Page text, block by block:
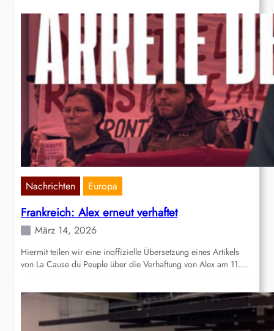
Nachrichten Europa
Frankreich: Alex erneut verhaftet
März 14, 2026
Hiermit teilen wir eine inoffizielle Übersetzung eines Artikels
von La Cause du Peuple über die Verhaftung von Alex am 11.…